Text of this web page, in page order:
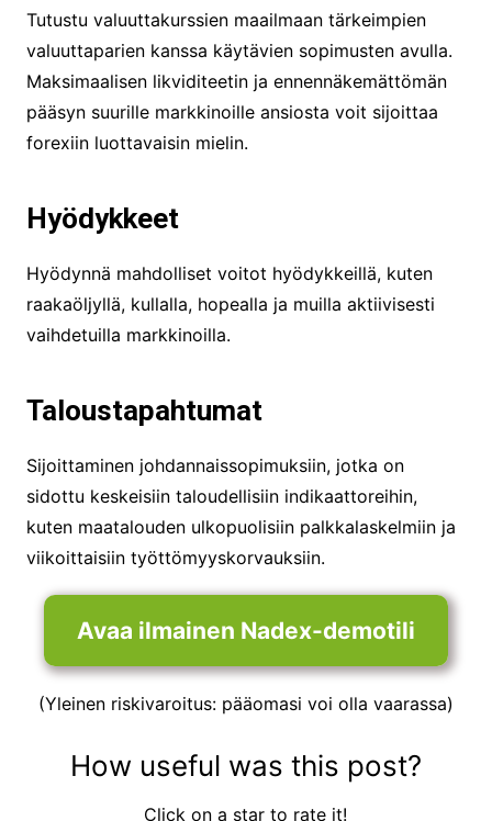
Tutustu valuuttakurssien maailmaan tärkeimpien
valuuttaparien kanssa käytävien sopimusten avulla.
Maksimaalisen likviditeetin ja ennennäkemättömän
pääsyn suurille markkinoille ansiosta voit sijoittaa
forexiin luottavaisin mielin.
Hyödykkeet
Hyödynnä mahdolliset voitot hyödykkeillä, kuten
raakaöljyllä, kullalla, hopealla ja muilla aktiivisesti
vaihdetuilla markkinoilla.
Taloustapahtumat
Sijoittaminen johdannaissopimuksiin, jotka on
sidottu keskeisiin taloudellisiin indikaattoreihin,
kuten maatalouden ulkopuolisiin palkkalaskelmiin ja
viikoittaisiin työttömyyskorvauksiin.
Avaa ilmainen Nadex-demotili
(Yleinen riskivaroitus: pääomasi voi olla vaarassa)
How useful was this post?
Click on a star to rate it!